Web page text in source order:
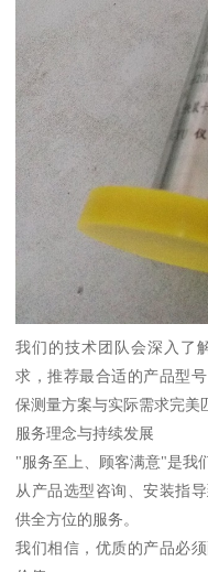
我们的技术团队会深入了
求，推荐最合适的产品型
保测量方案与实际需求完美
服务理念与持续发展
"服务至上、顾客满意"是我
从产品选型咨询、安装指
供全方位的服务。
我们相信，优质的产品必